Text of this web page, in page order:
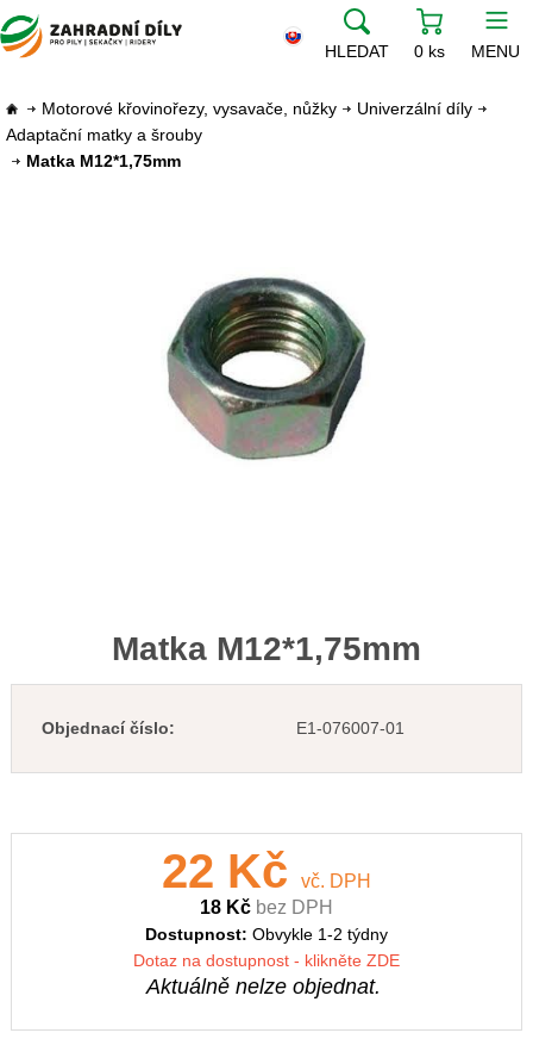
HLEDAT 0 ks MENU
Motorové křovinořezy, vysavače, nůžky
Univerzální díly
Adaptační matky a šrouby
Matka M12*1,75mm
Matka M12*1,75mm
Objednací číslo: E1-076007-01
22 Kč
vč. DPH
18 Kč bez DPH
Dostupnost: Obvykle 1-2 týdny
Dotaz na dostupnost - klikněte ZDE
Aktuálně nelze objednat.